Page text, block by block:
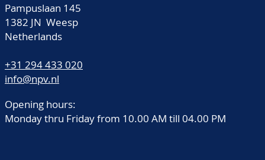
Pampuslaan 145
1382 JN Weesp
Netherlands
+31 294 433 020
info@npv.nl
Opening hours:
Monday thru Friday from 10.00 AM till 04.00 PM